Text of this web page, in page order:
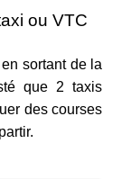
ou VTC
sortant de la
que 2 taxis
des courses